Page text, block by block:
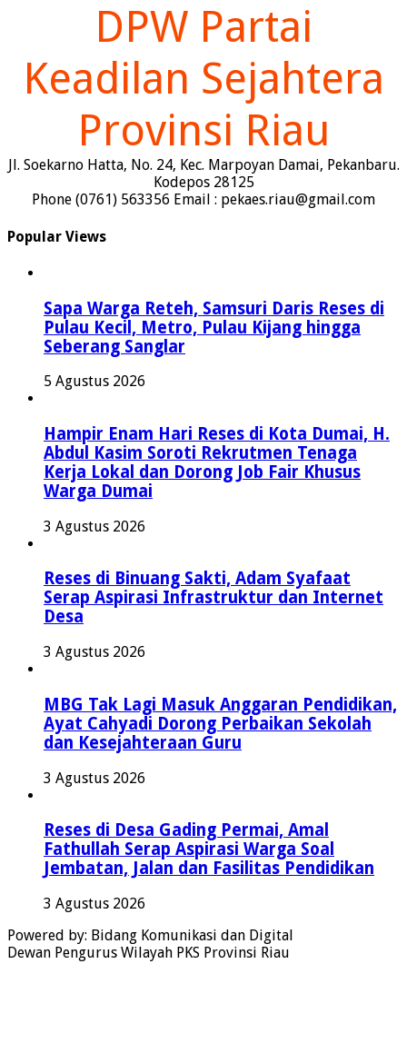
DPW Partai
Keadilan Sejahtera
Provinsi Riau
Jl. Soekarno Hatta, No. 24, Kec. Marpoyan Damai, Pekanbaru.
Kodepos 28125
Phone (0761) 563356 Email : pekaes.riau@gmail.com
Popular Views
Sapa Warga Reteh, Samsuri Daris Reses di
Pulau Kecil, Metro, Pulau Kijang hingga
Seberang Sanglar
5 Agustus 2026
Hampir Enam Hari Reses di Kota Dumai, H.
Abdul Kasim Soroti Rekrutmen Tenaga
Kerja Lokal dan Dorong Job Fair Khusus
Warga Dumai
3 Agustus 2026
Reses di Binuang Sakti, Adam Syafaat
Serap Aspirasi Infrastruktur dan Internet
Desa
3 Agustus 2026
MBG Tak Lagi Masuk Anggaran Pendidikan,
Ayat Cahyadi Dorong Perbaikan Sekolah
dan Kesejahteraan Guru
3 Agustus 2026
Reses di Desa Gading Permai, Amal
Fathullah Serap Aspirasi Warga Soal
Jembatan, Jalan dan Fasilitas Pendidikan
3 Agustus 2026
Powered by: Bidang Komunikasi dan Digital
Dewan Pengurus Wilayah PKS Provinsi Riau